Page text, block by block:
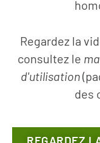
Regardez la
consultez le
d'utilisation
des